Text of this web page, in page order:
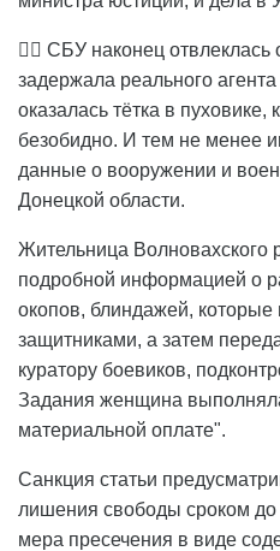
🤷‍♀️ СБУ наконец отвлеклась
задержала реального
оказалась тётка в
безобидно. И тем не менее
данные о вооружении и
Донецкой области.
Жительница Волновахского
подробной информацией о
окопов, блиндажей, которые
защитниками, а затем
куратору боевиков,
Задания женщина
материальной оплате".
Санкция статьи
лишения свободы сроком до
мера пресечения в виде